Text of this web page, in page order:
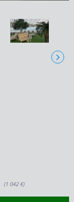
(1 042 €)